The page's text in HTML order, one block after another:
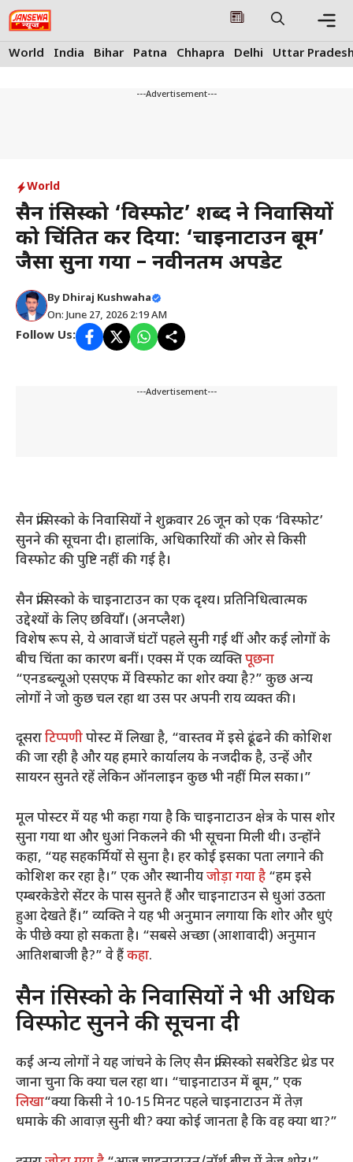
Skip
to
content
World India Bihar Patna Chhapra Delhi Uttar
---Advertisement---
World
सैन फ्रांसिस्को ‘विस्फोट’ शब्द ने निवासियों
को चिंतित कर दिया: ‘चाइनाटाउन बूम’
जैसा सुना गया – नवीनतम अपडेट
By Dhiraj Kushwaha
On: June 27, 2026 2:19 AM
Follow Us:
---Advertisement---
सैन फ्रांसिस्को के निवासियों ने शुक्रवार 26 जून को एक ‘विस्फोट’
सुनने की सूचना दी। हालांकि, अधिकारियों की ओर से किसी
विस्फोट की पुष्टि नहीं की गई है।
सैन फ्रांसिस्को के चाइनाटाउन का एक दृश्य। प्रतिनिधित्वात्मक
उद्देश्यों के लिए छवियाँ। (अनप्लैश)
विशेष रूप से, ये आवाजें घंटों पहले सुनी गई थीं और कई लोगों के
बीच चिंता का कारण बनीं। एक्स में एक व्यक्तिपूछना
“एनडब्ल्यूओ एसएफ में विस्फोट का शोर क्या है?” कुछ अन्य
लोगों ने जो कुछ चल रहा था उस पर अपनी राय व्यक्त की।
दूसराटिप्पणीपोस्ट में लिखा है, “वास्तव में इसे ढूंढने की कोशिश
की जा रही है और यह हमारे कार्यालय के नजदीक है, उन्हें और
सायरन सुनते रहें लेकिन ऑनलाइन कुछ भी नहीं मिल सका।”
मूल पोस्टर में यह भी कहा गया है कि चाइनाटाउन क्षेत्र के पास शोर
सुना गया था और धुआं निकलने की भी सूचना मिली थी। उन्होंने
कहा, “यह सहकर्मियों से सुना है। हर कोई इसका पता लगाने की
कोशिश कर रहा है।” एक और स्थानीयजोड़ा गया है “हम इसे
एम्बरकेडेरो सेंटर के पास सुनते हैं और चाइनाटाउन से धुआं उठता
हुआ देखते हैं।” व्यक्ति ने यह भी अनुमान लगाया कि शोर और धुएं
के पीछे क्या हो सकता है। “सबसे अच्छा (आशावादी) अनुमान
आतिशबाजी है?” वे हैंकहा.
सैन फ्रांसिस्को के निवासियों ने भी अधिक
विस्फोट सुनने की सूचना दी
कई अन्य लोगों ने यह जांचने के लिए सैन फ्रांसिस्को सबरेडिट थ्रेड पर
जाना चुना कि क्या चल रहा था। “चाइनाटाउन में बूम,” एक
लिखा“क्या किसी ने 10-15 मिनट पहले चाइनाटाउन में तेज़
धमाके की आवाज़ सुनी थी? क्या कोई जानता है कि वह क्या था?”